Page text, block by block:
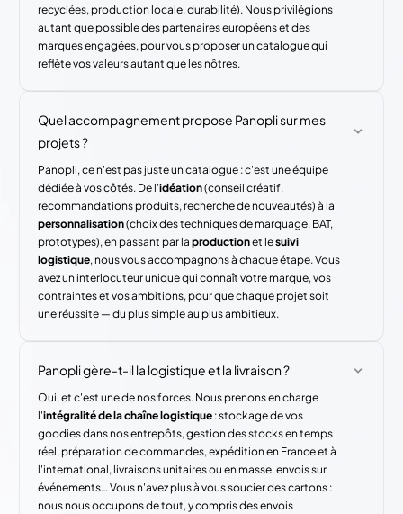
recyclées, production locale, durabilité). Nous privilégions
autant que possible des partenaires européens et des
marques engagées, pour vous proposer un catalogue qui
reflète vos valeurs autant que les nôtres.
Quel accompagnement propose Panopli sur mes
projets ?
Panopli, ce n'est pas juste un catalogue : c'est une équipe
dédiée à vos côtés. De l'idéation(conseil créatif,
recommandations produits, recherche de nouveautés) à la
personnalisation(choix des techniques de marquage, BAT,
prototypes), en passant par laproductionet lesuivi
logistique, nous vous accompagnons à chaque étape. Vous
avez un interlocuteur unique qui connaît votre marque, vos
contraintes et vos ambitions, pour que chaque projet soit
une réussite — du plus simple au plus ambitieux.
Panopli gère-t-il la logistique et la livraison ?
Oui, et c'est une de nos forces. Nous prenons en charge
l'intégralité de la chaîne logistique : stockage de vos
goodies dans nos entrepôts, gestion des stocks en temps
réel, préparation de commandes, expédition en France et à
l'international, livraisons unitaires ou en masse, envois sur
événements… Vous n'avez plus à vous soucier des cartons :
nous nous occupons de tout, y compris des envois